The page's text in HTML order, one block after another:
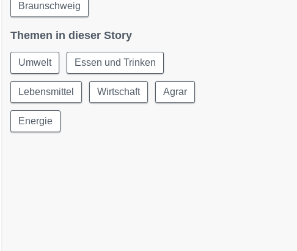
Braunschweig
Themen in dieser Story
Umwelt Essen und Trinken
Lebensmittel Wirtschaft Agrar
Energie